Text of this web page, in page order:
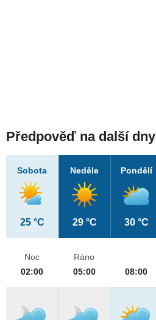
Předpověď na další dny
Sobota
25 °C
Neděle
29 °C
Pondělí
30 °C
Noc
02:00
Ráno
05:00
08:00